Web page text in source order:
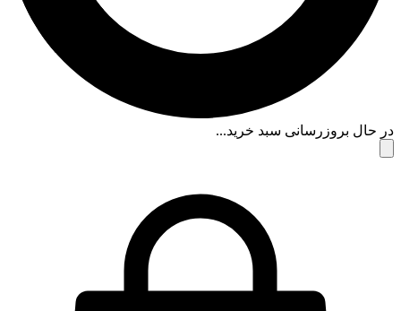
حال بروزرسانی سبد خرید...